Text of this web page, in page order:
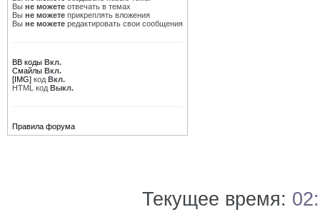
Вы не можете отвечать в темах
Вы не можете прикреплять вложения
Вы не можете редактировать свои сообщения
BB коды Вкл.
Смайлы Вкл.
[IMG] код Вкл.
HTML код Выкл.
Правила форума
Текущее время: